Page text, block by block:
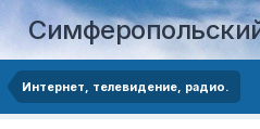
Интернет, телевидение, радио.